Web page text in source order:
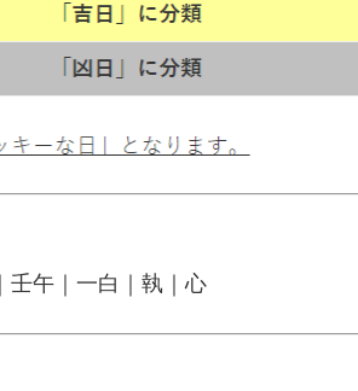
｜壬午｜一白｜執｜心